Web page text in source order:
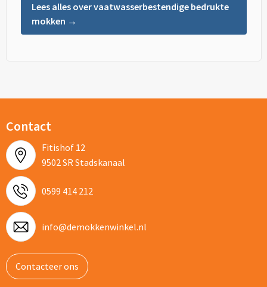
Lees alles over vaatwasserbestendige bedrukte
mokken →
Contact
Fitishof 12
9502 SR Stadskanaal
0599 414 212
info@demokkenwinkel.nl
Contacteer ons